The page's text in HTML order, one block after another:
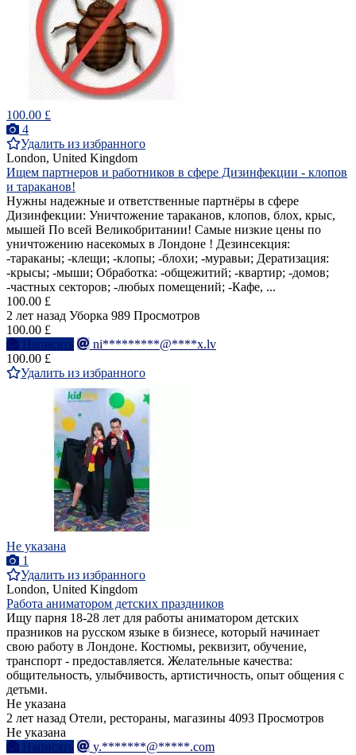
100.00 £
4
Удалить из избранного
London, United Kingdom
Ищем партнеров и работников в сфере Дизинфекции - клопов
и тараканов!
Нужны надежные и ответственные партнёры в сфере
Дизинфекции: Уничтожение тараканов, клопов, блох, крыс,
мышей По всей Великобритании! Самые низкие цены по
уничтожению насекомых в Лондоне ! Дезинсекция:
-тараканы; -клещи; -клопы; -блохи; -муравьи; Дератизация:
-крысы; -мыши; Обработка: -общежитий; -квартир; -домов;
-частных секторов; -любых помещений; -Кафе, ...
100.00 £
2 лет назад Уборка 989 Просмотров
100.00 £
Написать
ni*********@****x.lv
100.00 £
Удалить из избранного
Не указана
1
Удалить из избранного
London, United Kingdom
Работа аниматором детских праздников
Ищу парня 18-28 лет для работы аниматором детских
празников на русском языке в бизнесе, который начинает
свою работу в Лондоне. Костюмы, реквизит, обучение,
транспорт - предоставляется. Желательные качества:
общительность, улыбчивость, артистичность, опыт общения с
детьми.
Не указана
2 лет назад Отели, рестораны, магазины 4093 Просмотров
Не указана
Написать
y.*******@*****.com